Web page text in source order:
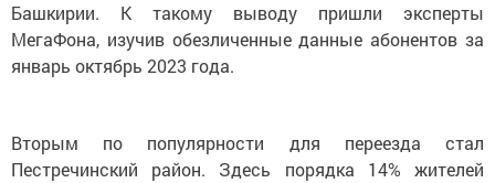
Башкирии. К такому выводу пришли эксперты
МегаФона, изучив обезличенные данные абонентов за
январь октябрь 2023 года.
Вторым по популярности для переезда стал
Пестречинский район. Здесь порядка 14% жителей